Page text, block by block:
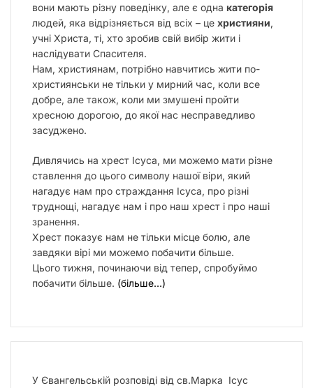
вони мають різну поведінку, але є одна категорія
людей, яка відрізняється від всіх – це християни,
учні Христа, ті, хто зробив свій вибір жити і
наслідувати Спасителя.
Нам, християнам, потрібно навчитись жити по-
християнськи не тільки у мирний час, коли все
добре, але також, коли ми змушені пройти
хресною дорогою, до якої нас несправедливо
засуджено.
Дивлячись на хрест Ісуса, ми можемо мати різне
ставлення до цього символу нашої віри, який
нагадує нам про страждання Ісуса, про різні
труднощі, нагадує нам і про наш хрест і про наші
зранення.
Хрест показує нам не тільки місце болю, але
завдяки вірі ми можемо побачити більше.
Цього тижня, починаючи від тепер, спробуймо
побачити більше. (більше…)
У Євангельській розповіді від св.Марка Ісус